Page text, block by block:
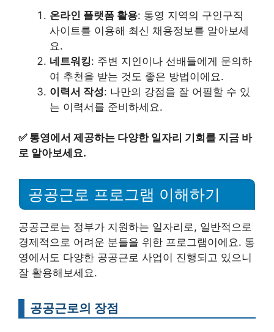
온라인 플랫폼 활용: 통영 지역의 구인구직
사이트를 이용해 최신 채용정보를 알아보세
요.
네트워킹: 주변 지인이나 선배들에게 문의하
여 추천을 받는 것도 좋은 방법이에요.
이력서 작성: 나만의 강점을 잘 어필할 수 있
는 이력서를 준비하세요.
✅ 통영에서 제공하는 다양한 일자리 기회를 지금 바
로 알아보세요.
공공근로 프로그램 이해하기
공공근로는 정부가 지원하는 일자리로, 일반적으로
경제적으로 어려운 분들을 위한 프로그램이에요. 통
영에서도 다양한 공공근로 사업이 진행되고 있으니
잘 활용해보세요.
공공근로의 장점